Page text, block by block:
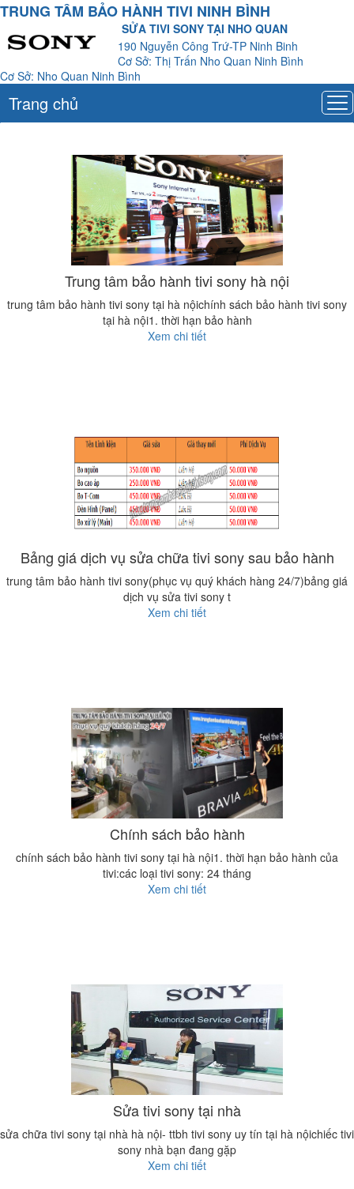
TRUNG TÂM BẢO HÀNH TIVI NINH BÌNH
SỬA TIVI SONY TẠI NHO QUAN
190 Nguyễn Công Trứ-TP Ninh Binh
Cơ Sở: Thị Trấn Nho Quan Ninh Bình
Cơ Sở: Nho Quan Ninh Bình
Trang chủ
Trung tâm bảo hành tivi sony hà nội
trung tâm bảo hành tivi sony tại hà nộichính sách bảo hành tivi sony
tại hà nội1. thời hạn bảo hành
Xem chi tiết
Bảng giá dịch vụ sửa chữa tivi sony sau bảo hành
trung tâm bảo hành tivi sony(phục vụ quý khách hàng 24/7)bảng giá
dịch vụ sửa tivi sony t
Xem chi tiết
Chính sách bảo hành
chính sách bảo hành tivi sony tại hà nội1. thời hạn bảo hành của
tivi:các loại tivi sony: 24 tháng
Xem chi tiết
Sửa tivi sony tại nhà
sửa chữa tivi sony tại nhà hà nội- ttbh tivi sony uy tín tại hà nộichiếc tivi
sony nhà bạn đang gặp
Xem chi tiết